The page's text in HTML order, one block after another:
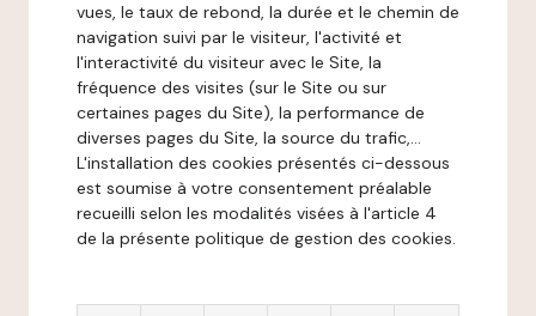
vues, le taux de rebond, la durée et le chemin de
navigation suivi par le visiteur, l'activité et
l'interactivité du visiteur avec le Site, la
fréquence des visites (sur le Site ou sur
certaines pages du Site), la performance de
diverses pages du Site, la source du trafic,...
L'installation des cookies présentés ci-dessous
est soumise à votre consentement préalable
recueilli selon les modalités visées à l'article 4
de la présente politique de gestion des cookies.